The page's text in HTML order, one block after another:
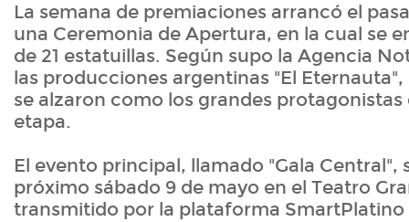
La semana de premiaciones arrancó el
una Ceremonia de Apertura, en la cual se
de 21 estatuillas. Según supo la Agencia
las producciones argentinas "El Eternauta",
se alzaron como los grandes
etapa.
El evento principal, llamado "Gala Central",
próximo sábado 9 de mayo en el Teatro
transmitido por la plataforma SmartPlatino